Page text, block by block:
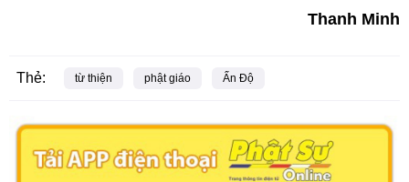
Thanh Minh
Thẻ: từ thiện phật giáo Ấn Độ